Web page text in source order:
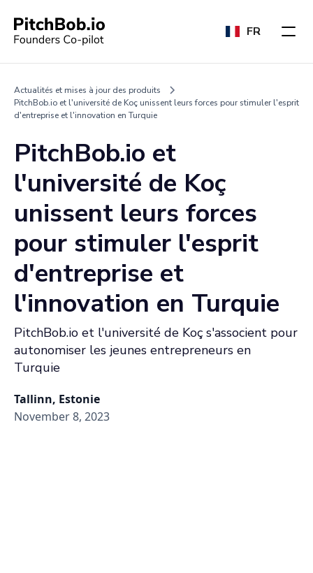
FR
Actualités et mises à jour des produits
PitchBob.io et l'université de Koç unissent leurs forces pour stimuler l'esprit
d'entreprise et l'innovation en Turquie
PitchBob.io et
l'université de Koç
unissent leurs forces
pour stimuler l'esprit
d'entreprise et
l'innovation en Turquie
PitchBob.io et l'université de Koç s'associent pour
autonomiser les jeunes entrepreneurs en
Turquie
Tallinn, Estonie
November 8, 2023